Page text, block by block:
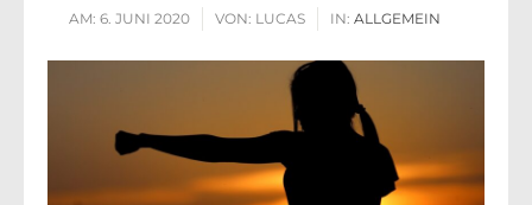
AM: 6. JUNI 2020 VON: LUCAS IN: ALLGEMEIN